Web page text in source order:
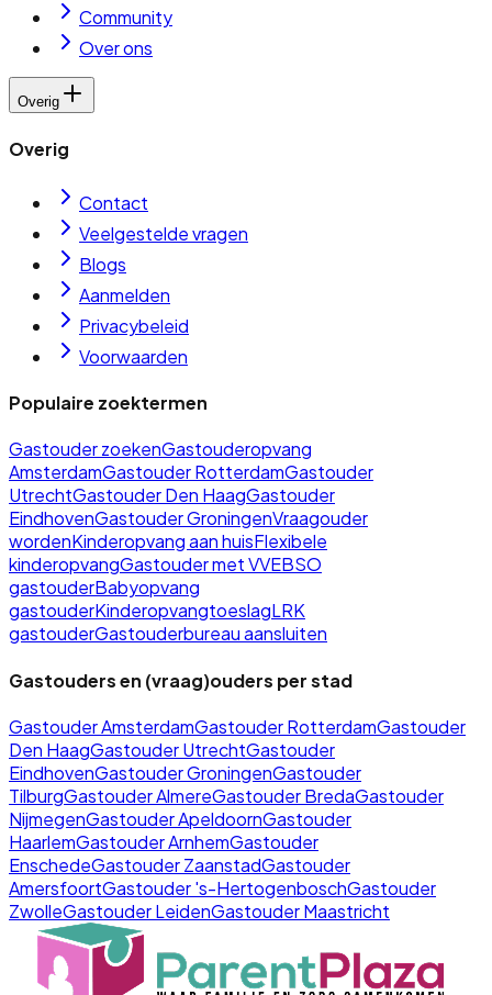
Community
Over ons
Overig
Overig
Contact
Veelgestelde vragen
Blogs
Aanmelden
Privacybeleid
Voorwaarden
Populaire zoektermen
Gastouder zoekenGastouderopvang
AmsterdamGastouder RotterdamGastouder
UtrechtGastouder Den HaagGastouder
EindhovenGastouder GroningenVraagouder
wordenKinderopvang aan huisFlexibele
kinderopvangGastouder met VVEBSO
gastouderBabyopvang
gastouderKinderopvangtoeslagLRK
gastouderGastouderbureau aansluiten
Gastouders en (vraag)ouders per stad
GastouderAmsterdamGastouderRotterdamGastouder
Den HaagGastouderUtrechtGastouder
EindhovenGastouderGroningenGastouder
TilburgGastouderAlmereGastouderBredaGastouder
NijmegenGastouderApeldoornGastouder
HaarlemGastouderArnhemGastouder
EnschedeGastouderZaanstadGastouder
AmersfoortGastouder's-HertogenboschGastouder
ZwolleGastouderLeidenGastouderMaastricht